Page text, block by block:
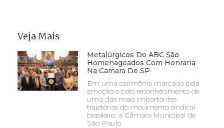
Veja Mais
Metalúrgicos Do ABC São
Homenageados Com Honraria
Na Camara De SP
Em uma cerimônia marcada pela
emoção e pelo reconhecimento de
uma das mais importantes
trajetórias do movimento sindical
brasileiro, a Câmara Municipal de
São Paulo